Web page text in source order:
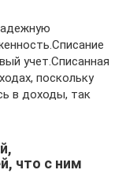
учет.Списанная
поскольку
в доходы, так
что с ним